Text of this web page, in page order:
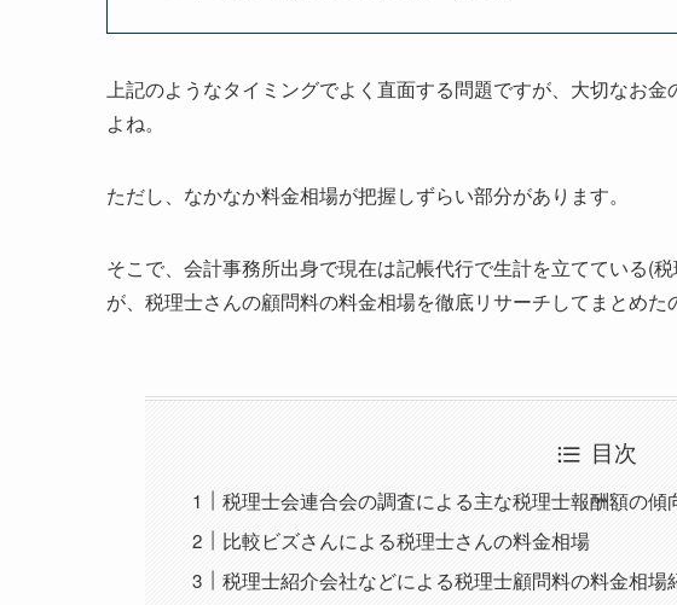
上記のようなタイミングでよく直面する問題ですが、大切なお
よね。
ただし、なかなか料金相場が把握しずらい部分があります。
そこで、会計事務所出身で現在は記帳代行で生計を立てている(
が、税理士さんの顧問料の料金相場を徹底リサーチしてまとめた
目次
税理士会連合会の調査による主な税理士報酬額の傾
比較ビズさんによる税理士さんの料金相場
税理士紹介会社などによる税理士顧問料の料金相場